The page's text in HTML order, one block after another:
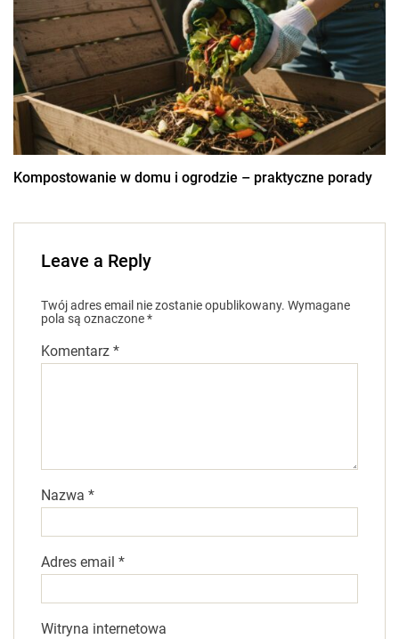
Kompostowanie w domu i ogrodzie – praktyczne porady
Leave a Reply
Twój adres email nie zostanie opublikowany. Wymagane
pola są oznaczone*
Komentarz *
Nazwa *
Adres email *
Witryna internetowa